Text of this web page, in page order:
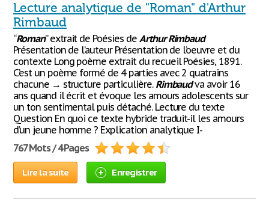
Lecture analytique de "Roman" d'Arthur
Rimbaud
“Roman” extrait de Poésies de ArthurRimbaud
Présentation de l’auteur Présentation de l’oeuvre et du
contexte Long poème extrait du recueil Poésies, 1891.
C’est un poème formé de 4 parties avec 2 quatrains
chacune → structure particulière. Rimbaudva avoir 16
ans quand il écrit et évoque les amours adolescents sur
un ton sentimental puis détaché. Lecture du texte
Question En quoi ce texte hybride traduit-il les amours
d’un jeune homme ? Explication analytique I-
767 Mots / 4 Pages
Lire la suite Enregistrer